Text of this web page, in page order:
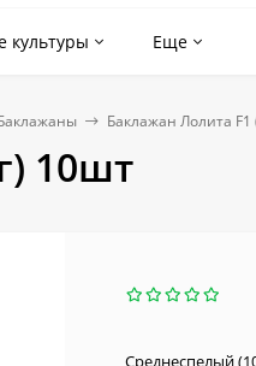
Еще
Баклажан Лолита F1
10шт
Среднеспелый